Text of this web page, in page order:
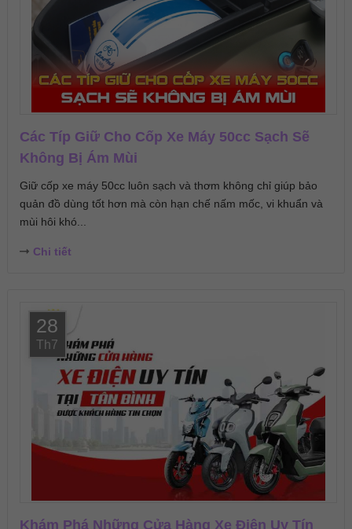
Các Típ Giữ Cho Cốp Xe Máy 50cc Sạch Sẽ
Không Bị Ám Mùi
Giữ cốp xe máy 50cc luôn sạch và thơm không chỉ giúp bảo
quản đồ dùng tốt hơn mà còn hạn chế nấm mốc, vi khuẩn và
mùi hôi khó...
Chi tiết
28
Th7
Khám Phá Những Cửa Hàng Xe Điện Uy Tín